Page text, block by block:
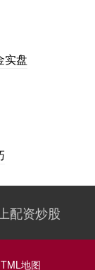
实盘
配资炒股
地图